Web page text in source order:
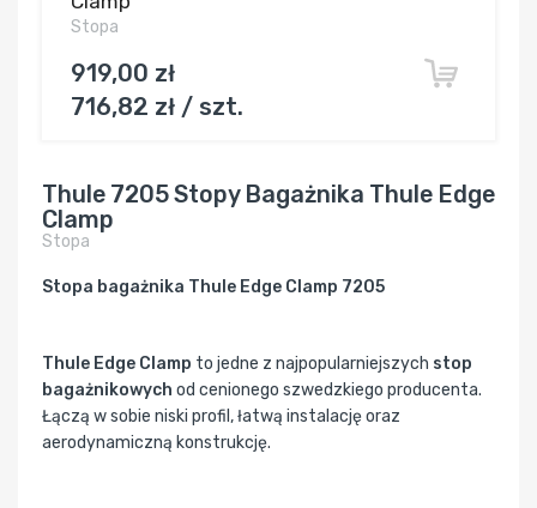
Stopa
919,00 zł
716,82 zł / szt.
Thule 7205 Stopy Bagażnika Thule Edge
Clamp
Stopa
Stopa bagażnika Thule Edge Clamp 7205
Thule Edge Clamp to jedne z najpopularniejszych stop
bagażnikowych od cenionego szwedzkiego producenta.
Łączą w sobie niski profil, łatwą instalację oraz
aerodynamiczną konstrukcję.